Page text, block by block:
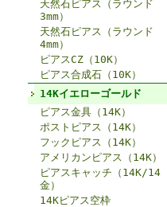
天然石ピアス（ラウンド
3mm）
天然石ピアス（ラウンド
4mm）
ピアスCZ（10K）
ピアス合成石（10K）
14Kイエローゴールド
ピアス金具（14K）
ポストピアス（14K）
フックピアス（14K）
アメリカンピアス（14K）
ピアスキャッチ（14K/14
金）
14Kピアス空枠